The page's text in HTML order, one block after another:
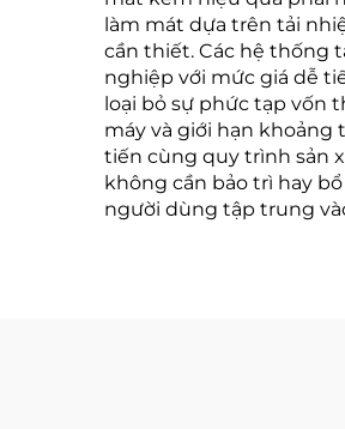
làm mát dựa trên tải
cần thiết. Các hệ thống
nghiệp với mức giá dễ
loại bỏ sự phức tạp vốn
máy và giới hạn khoảng
tiến cùng quy trình sản
không cần bảo trì hay
người dùng tập trung